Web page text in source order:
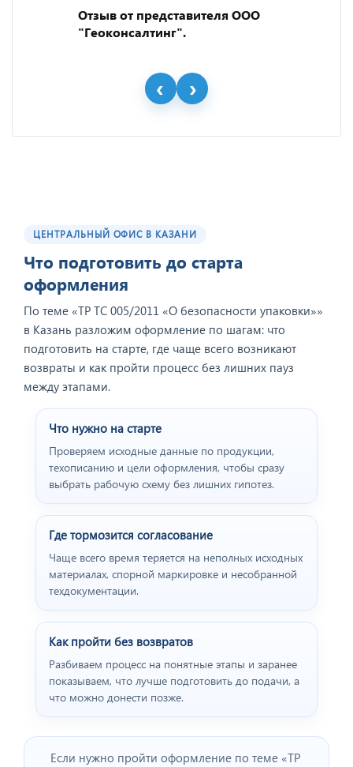
Отзыв от представителя ООО
"Геоконсалтинг".
ЦЕНТРАЛЬНЫЙ ОФИС В КАЗАНИ
Что подготовить до старта
оформления
По теме «ТР ТС 005/2011 «О безопасности упаковки»»
в Казань разложим оформление по шагам: что
подготовить на старте, где чаще всего возникают
возвраты и как пройти процесс без лишних пауз
между этапами.
Что нужно на старте
Проверяем исходные данные по продукции,
техописанию и цели оформления, чтобы сразу
выбрать рабочую схему без лишних гипотез.
Где тормозится согласование
Чаще всего время теряется на неполных исходных
материалах, спорной маркировке и несобранной
техдокументации.
Как пройти без возвратов
Разбиваем процесс на понятные этапы и заранее
показываем, что лучше подготовить до подачи, а
что можно донести позже.
Если нужно пройти оформление по теме «ТР